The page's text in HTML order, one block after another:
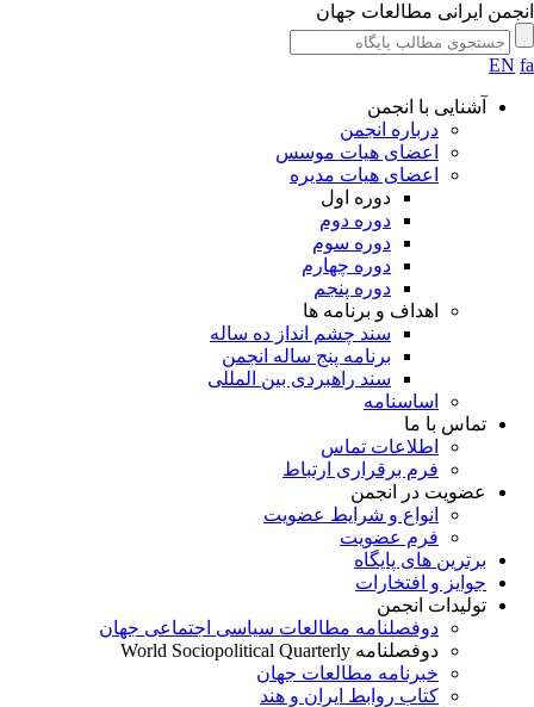
ایرانی مطالعات جهان
EN
آشنایی با انجمن
درباره انجمن
اعضای هیات موسس
اعضای هیات مدیره
دوره اول
دوره دوم
دوره سوم
دوره چهارم
دوره پنجم
اهداف و برنامه ها
سند چشم انداز ده ساله
برنامه پنج ساله انجمن
سند راهبردی بین المللی
اساسنامه
تماس با ما
اطلاعات تماس
فرم برقراری ارتباط
عضویت در انجمن
انواع و شرایط عضویت
فرم عضویت
برترین های پایگاه
جوایز و افتخارات
تولیدات انجمن
دوفصلنامه مطالعات سیاسی اجتماعی جهان
دوفصلنامه World Sociopolitical Quarterly
خبرنامه مطالعات جهان
کتاب روابط ایران و هند